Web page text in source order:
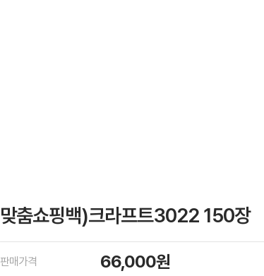
맞춤쇼핑백)크라프트3022 150장
판매가격 66,000원